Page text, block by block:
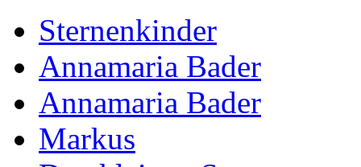
Sternenkinder
Annamaria Bader
Annamaria Bader
Markus